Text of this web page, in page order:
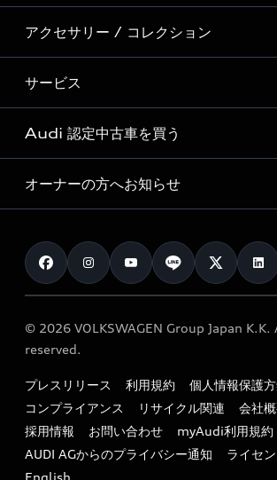
Audi Sport
Formula 1®
デジタルサービス
新車在庫検索
試乗車・展示車検索
見積り依頼
試乗予約
モデル一覧
特別仕様モデル / 限定モデル
e-tronラインアップ
価格シミュレーション
車両比較
カタログ一覧
アクセサリー / コレクション
純正アクセサリー
オンラインショップ
Audi collection
アウディナビアプリ
サービス
サービス入庫予約
サービスプログラム
メンテナンス
車検 / 定期点検
e-tronアフターサポート
myAudi
Audi 認定中古車を買う
Audi認定中古車
クオリティ
保証
メンテナンス
ファイナンス
キャンペーン / イベント
買取査定
オーナーの方へお知らせ
お知らせ
オーナー様向けキャンペーン
特定整備適用車一覧
リサイクル法
よくある質問（FAQ）
© 2026 VOLKSWAGEN Group Japan
reserved.
プレスリリース 利用規約
個人情報保護
コンプライアンス
リサイクル関連
会社
採用情報
お問い合わせ
myAudi利用規約
AUDI AGからのプライバシー通知
ライセ
English